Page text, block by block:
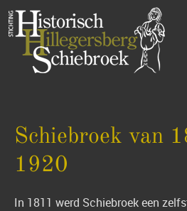
Schiebroek van
1920
In 1811 werd Schiebroek een